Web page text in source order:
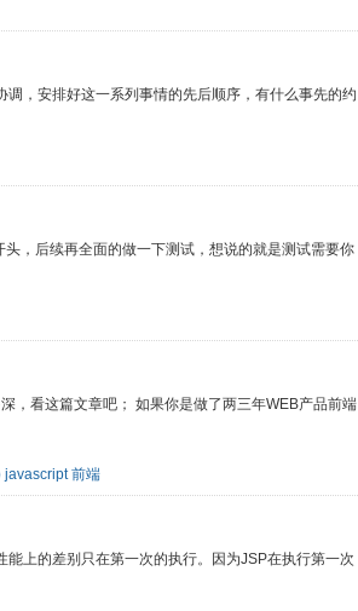
，安排好这一系列事情的先后顺序，有什么事先的约
，后续再全面的做一下测试，想说的就是测试需要你
，看这篇文章吧； 如果你是做了两三年WEB产品前端
javascript 前端
上的差别只在第一次的执行。因为JSP在执行第一次